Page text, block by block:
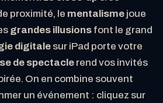
proximité, le mentalismejoue
grandes illusions font le grand
digitalesur iPad porte votre
de spectaclerend vos invités
On en combine souvent
un événement : cliquez sur